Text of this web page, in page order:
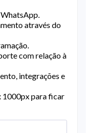
através do
com relação à
integrações e
1000px para ficar